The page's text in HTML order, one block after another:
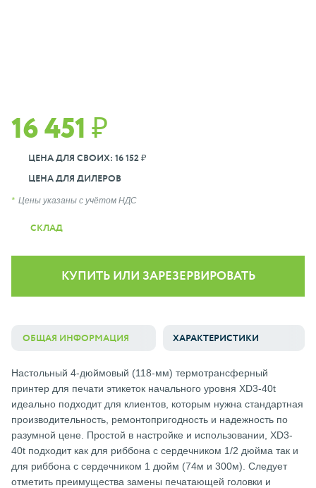
16 451 ₽
ЦЕНА ДЛЯ СВОИХ: 16 152 ₽
ЦЕНА ДЛЯ ДИЛЕРОВ
Цены указаны с учётом НДС
СКЛАД
КУПИТЬ ИЛИ ЗАРЕЗЕРВИРОВАТЬ
ОБЩАЯ ИНФОРМАЦИЯ ХАРАКТЕРИСТИКИ
Настольный 4-дюймовый (118-мм) термотрансферный
принтер для печати этикеток начального уровня XD3-40t
идеально подходит для клиентов, которым нужна стандартная
производительность, ремонтопригодность и надежность по
разумной цене. Простой в настройке и использовании, XD3-
40t подходит как для риббона с сердечником 1/2 дюйма так и
для риббона с сердечником 1 дюйм (74м и 300м). Следует
отметить преимущества замены печатающей головки и